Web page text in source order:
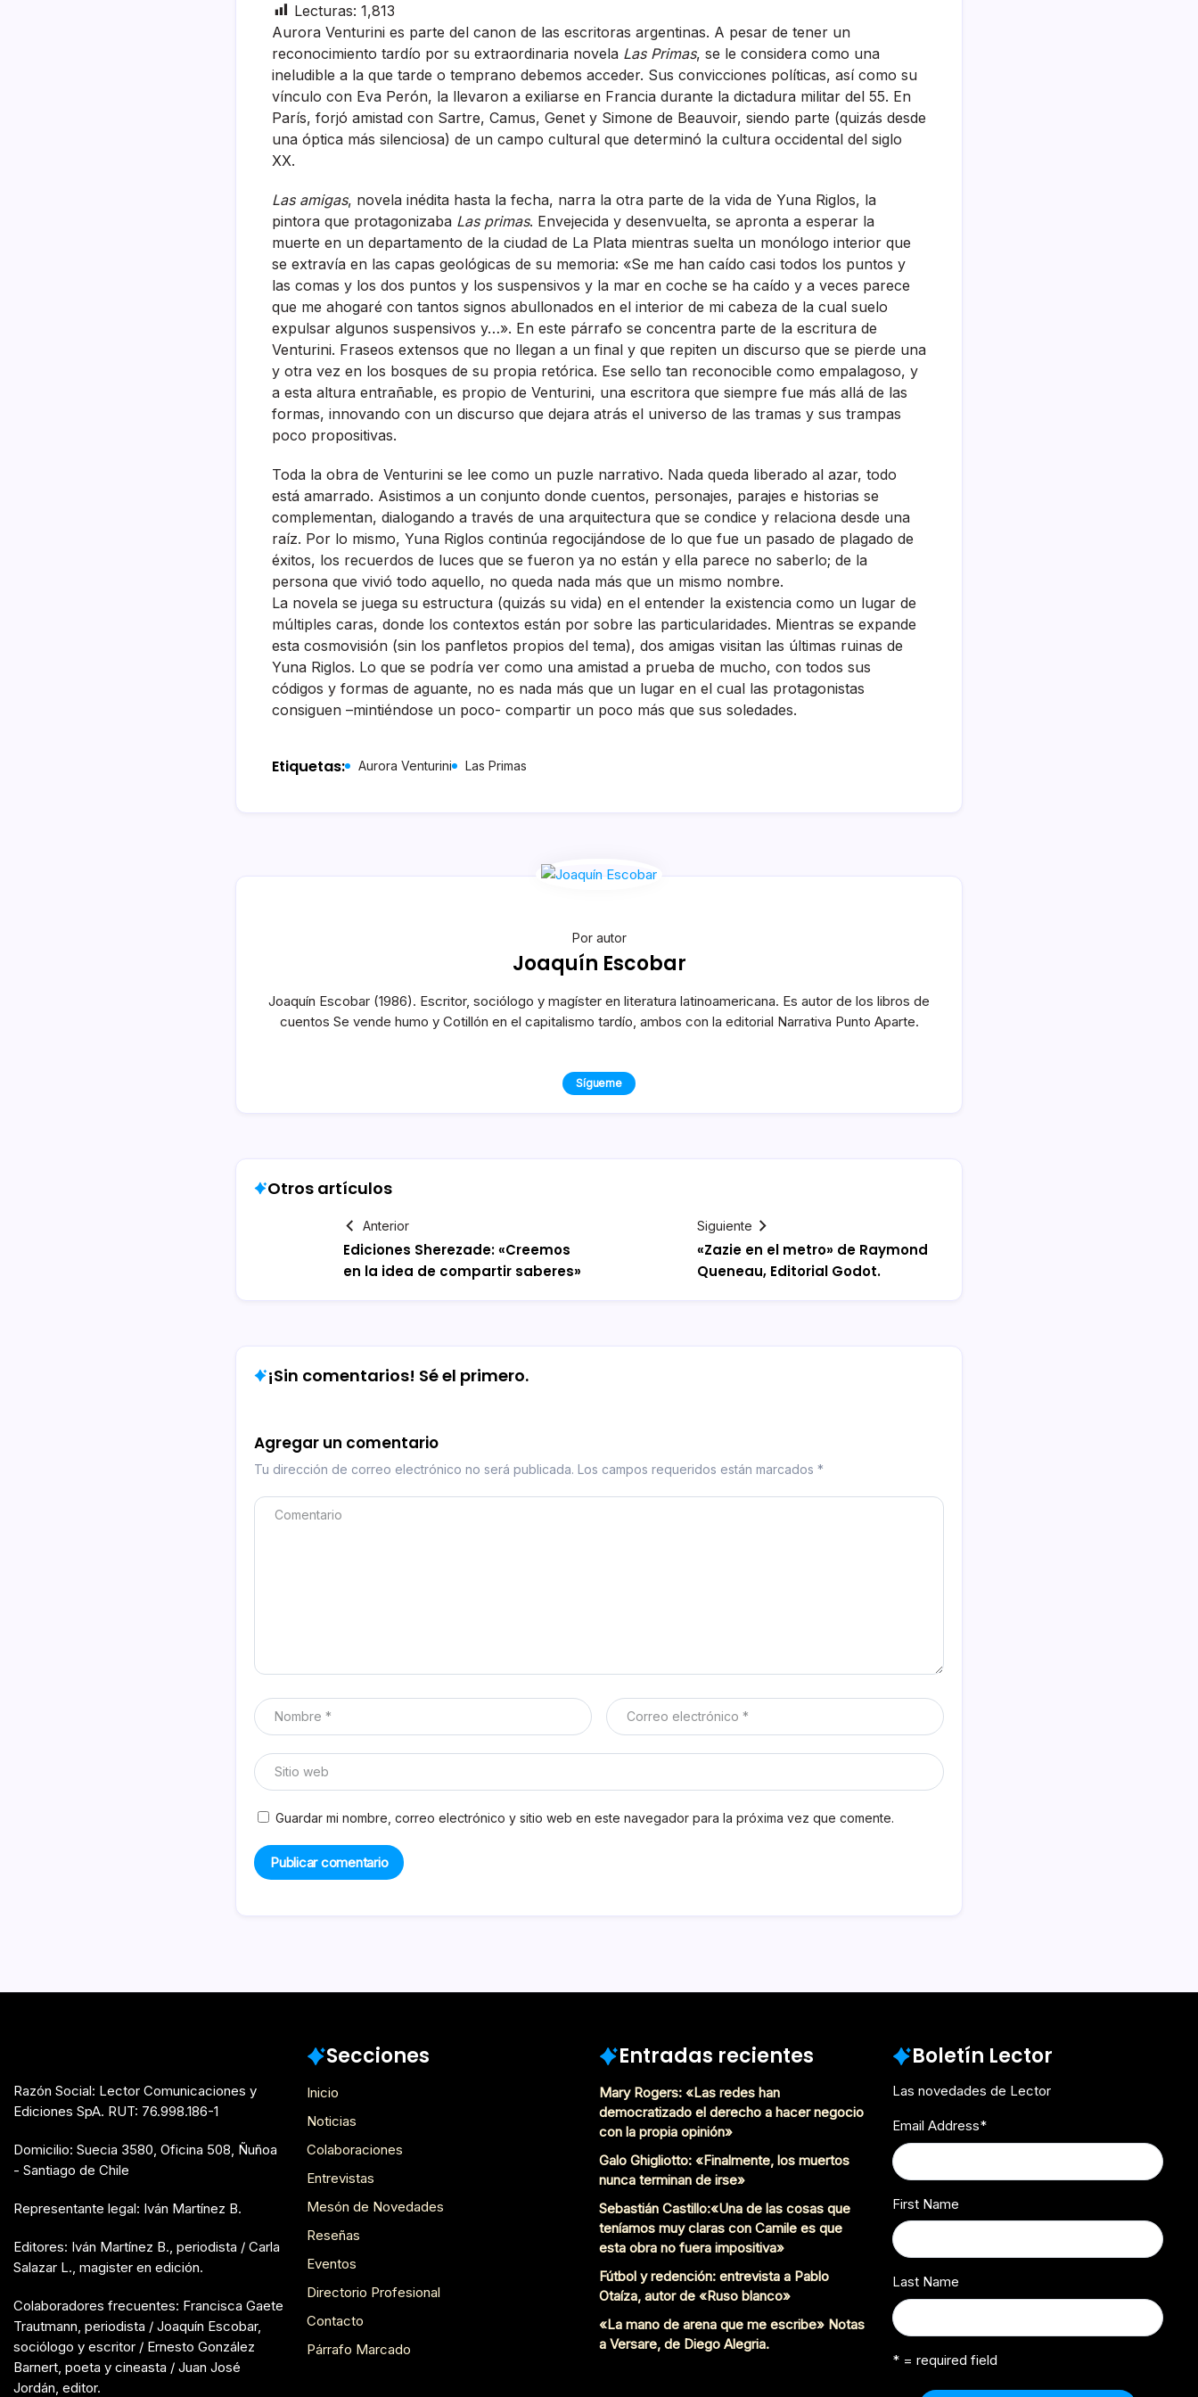
Lecturas: 1,813
Aurora Venturini es parte del canon de las escritoras argentinas. A pesar de tener un
reconocimiento tardío por su extraordinaria novela Las Primas, se le considera como una
ineludible a la que tarde o temprano debemos acceder. Sus convicciones políticas, así como su
vínculo con Eva Perón, la llevaron a exiliarse en Francia durante la dictadura militar del 55. En
París, forjó amistad con Sartre, Camus, Genet y Simone de Beauvoir, siendo parte (quizás desde
una óptica más silenciosa) de un campo cultural que determinó la cultura occidental del siglo
XX.
Las amigas, novela inédita hasta la fecha, narra la otra parte de la vida de Yuna Riglos, la
pintora que protagonizaba Las primas. Envejecida y desenvuelta, se apronta a esperar la
muerte en un departamento de la ciudad de La Plata mientras suelta un monólogo interior que
se extravía en las capas geológicas de su memoria: «Se me han caído casi todos los puntos y
las comas y los dos puntos y los suspensivos y la mar en coche se ha caído y a veces parece
que me ahogaré con tantos signos abullonados en el interior de mi cabeza de la cual suelo
expulsar algunos suspensivos y…». En este párrafo se concentra parte de la escritura de
Venturini. Fraseos extensos que no llegan a un final y que repiten un discurso que se pierde una
y otra vez en los bosques de su propia retórica. Ese sello tan reconocible como empalagoso, y
a esta altura entrañable, es propio de Venturini, una escritora que siempre fue más allá de las
formas, innovando con un discurso que dejara atrás el universo de las tramas y sus trampas
poco propositivas.
Toda la obra de Venturini se lee como un puzle narrativo. Nada queda liberado al azar, todo
está amarrado. Asistimos a un conjunto donde cuentos, personajes, parajes e historias se
complementan, dialogando a través de una arquitectura que se condice y relaciona desde una
raíz. Por lo mismo, Yuna Riglos continúa regocijándose de lo que fue un pasado de plagado de
éxitos, los recuerdos de luces que se fueron ya no están y ella parece no saberlo; de la
persona que vivió todo aquello, no queda nada más que un mismo nombre.
La novela se juega su estructura (quizás su vida) en el entender la existencia como un lugar de
múltiples caras, donde los contextos están por sobre las particularidades. Mientras se expande
esta cosmovisión (sin los panfletos propios del tema), dos amigas visitan las últimas ruinas de
Yuna Riglos. Lo que se podría ver como una amistad a prueba de mucho, con todos sus
códigos y formas de aguante, no es nada más que un lugar en el cual las protagonistas
consiguen –mintiéndose un poco- compartir un poco más que sus soledades.
Etiquetas: Aurora Venturini Las Primas
Por autor
Joaquín Escobar
Joaquín Escobar (1986). Escritor, sociólogo y magíster en literatura latinoamericana. Es autor de los libros de
cuentos Se vende humo y Cotillón en el capitalismo tardío, ambos con la editorial Narrativa Punto Aparte.
Sígueme
Otros artículos
Anterior
Ediciones Sherezade: «Creemos
en la idea de compartir saberes»
Siguiente
«Zazie en el metro» de Raymond
Queneau, Editorial Godot.
¡Sin comentarios! Sé el primero.
Agregar un comentario
Tu dirección de correo electrónico no será publicada. Los campos requeridos están marcados *
Guardar mi nombre, correo electrónico y sitio web en este navegador para la próxima vez que comente.
Razón Social: Lector Comunicaciones y
Ediciones SpA. RUT: 76.998.186-1
Domicilio: Suecia 3580, Oficina 508, Ñuñoa
- Santiago de Chile
Representante legal: Iván Martínez B.
Editores: Iván Martínez B., periodista / Carla
Salazar L., magister en edición.
Colaboradores frecuentes: Francisca Gaete
Trautmann, periodista / Joaquín Escobar,
sociólogo y escritor / Ernesto González
Barnert, poeta y cineasta / Juan José
Jordán, editor.
Secciones
Inicio
Noticias
Colaboraciones
Entrevistas
Mesón de Novedades
Reseñas
Eventos
Directorio Profesional
Contacto
Párrafo Marcado
Entradas recientes
Mary Rogers: «Las redes han
democratizado el derecho a hacer negocio
con la propia opinión»
Galo Ghigliotto: «Finalmente, los muertos
nunca terminan de irse»
Sebastián Castillo:«Una de las cosas que
teníamos muy claras con Camile es que
esta obra no fuera impositiva»
Fútbol y redención: entrevista a Pablo
Otaíza, autor de «Ruso blanco»
«La mano de arena que me escribe» Notas
a Versare, de Diego Alegria.
Boletín Lector
Las novedades de Lector
Email Address*
First Name
Last Name
* = required field